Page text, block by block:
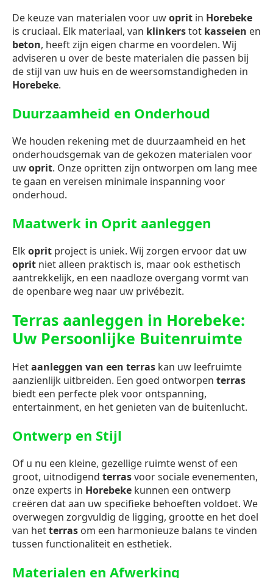
De keuze van materialen voor uwoprit in Horebeke
is cruciaal. Elk materiaal, van klinkerstot kasseien en
beton, heeft zijn eigen charme en voordelen. Wij
adviseren u over de beste materialen die passen bij
de stijl van uw huis en de weersomstandigheden in
Horebeke.
Duurzaamheid en Onderhoud
We houden rekening met de duurzaamheid en het
onderhoudsgemak van de gekozen materialen voor
uwoprit. Onze opritten zijn ontworpen om lang mee
te gaan en vereisen minimale inspanning voor
onderhoud.
Maatwerk in Oprit aanleggen
Elkoprit project is uniek. Wij zorgen ervoor dat uw
oprit niet alleen praktisch is, maar ook esthetisch
aantrekkelijk, en een naadloze overgang vormt van
de openbare weg naar uw privébezit.
Terras aanleggen in Horebeke:
Uw Persoonlijke Buitenruimte
Hetaanleggen van een terras kan uw leefruimte
aanzienlijk uitbreiden. Een goed ontworpen terras
biedt een perfecte plek voor ontspanning,
entertainment, en het genieten van de buitenlucht.
Ontwerp en Stijl
Of u nu een kleine, gezellige ruimte wenst of een
groot, uitnodigend terrasvoor sociale evenementen,
onze experts in Horebeke kunnen een ontwerp
creëren dat aan uw specifieke behoeften voldoet. We
overwegen zorgvuldig de ligging, grootte en het doel
van hetterras om een harmonieuze balans te vinden
tussen functionaliteit en esthetiek.
Materialen en Afwerking